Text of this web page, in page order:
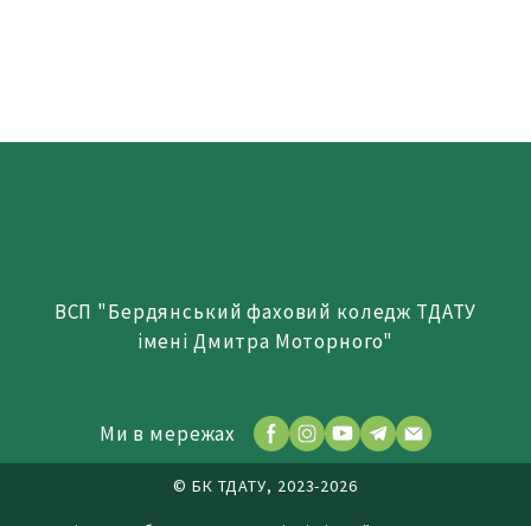
ВСП "Бердянський фаховий коледж ТДАТУ
імені Дмитра Моторного"
Ми в мережах
© БК ТДАТУ, 2023-2026